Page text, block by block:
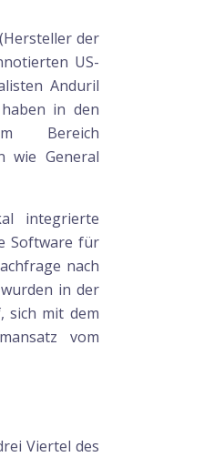
der
US-
Anduril
in den
Bereich
wie General
integrierte
Software für
nach
in der
sich mit dem
vom
Viertel des